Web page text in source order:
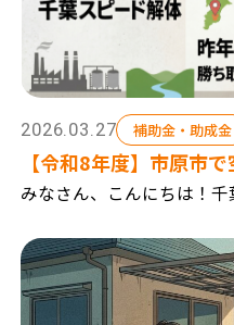
2026.03.27 補助金・助成金
【令和8年度】市原市
る？昨年の動向と申請
みなさん、こんにちは！
す。 今回は、広大な市域
工業地帯を併せ持つ「市
詳...